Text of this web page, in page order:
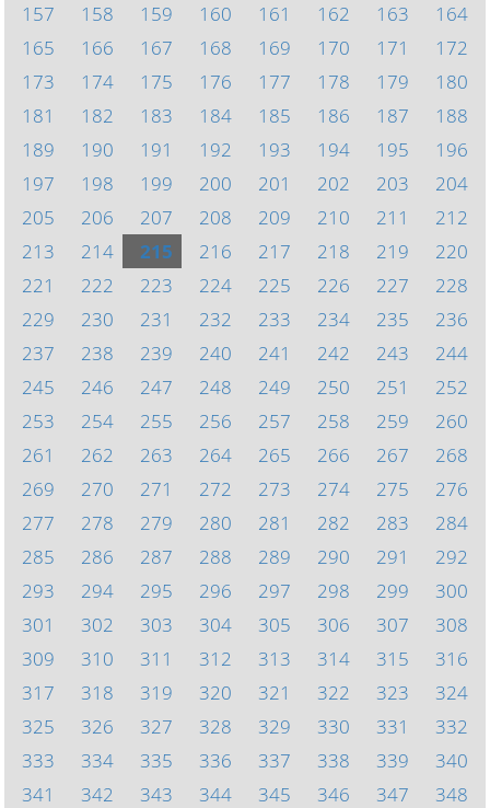
157
158 159 160 161 162 163
164
165
166 167 168 169 170 171
172
173
174 175 176 177 178 179
180
181
182 183 184 185 186 187
188
189
190 191 192 193 194 195
196
197
198 199 200 201 202 203
204
205
206 207 208 209 210 211
212
213
214 215 216 217 218 219
220
221
222 223 224 225 226 227
228
229
230 231 232 233 234 235
236
237
238 239 240 241 242 243
244
245
246 247 248 249 250 251
252
253
254 255 256 257 258 259
260
261
262 263 264 265 266 267
268
269
270 271 272 273 274 275
276
277
278 279 280 281 282 283
284
285
286 287 288 289 290 291
292
293
294 295 296 297 298 299
300
301
302 303 304 305 306 307
308
309
310 311 312 313 314 315
316
317
318 319 320 321 322 323
324
325
326 327 328 329 330 331
332
333
334 335 336 337 338 339
340
341
342 343 344 345 346 347 348